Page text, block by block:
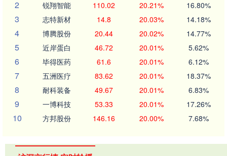
2 锐翔智能 110.02 20.21% 16.80%
3 志特新材 14.8 20.03% 14.18%
4 博腾股份 20.44 20.02% 14.77%
5 近岸蛋白 46.72 20.01% 5.62%
6 毕得医药 61.6 20.01% 6.12%
7 五洲医疗 83.62 20.01% 18.37%
8 耐科装备 49.67 20.01% 6.83%
9 一博科技 53.33 20.01% 17.26%
10 方邦股份 146.16 20.00% 7.68%